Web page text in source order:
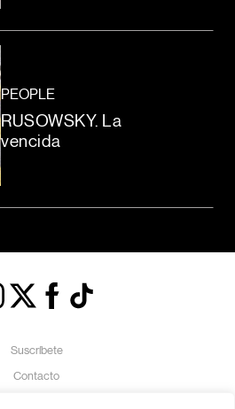
PEOPLE
RUSOWSKY. La
vencida
Suscríbete
Contacto